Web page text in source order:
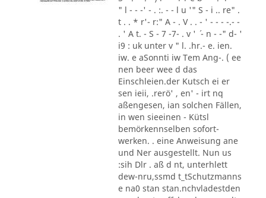
" l - - -' - . :. - - l u '" S - i .. re" .
t . . * r'- r:" A - . V . . - ' - - - -.- -
. ' A t. - S - 7 -7- . v ' ´ - n - -" d- '
i9 : uk unter v " l. .hr.- e. ien.
iw. e aSonnti iw Tem Ang-. ( ee
nen beer wee d das
Einschleien.der Kutsch ei er
sen ieii, .rerö' , en' - irt nq
aßengesen, ian solchen Fällen,
in wen sieeinen - Kütsl
bemörkennselben sofort-
werken. . eine Anweisung ane
und Ner ausgestellt. Nun us
:sih Dlr . aß d nt, unterhlett
dew-nru,ssmd t_tSchutzmanns
e na0 stan stan.nchvladestden